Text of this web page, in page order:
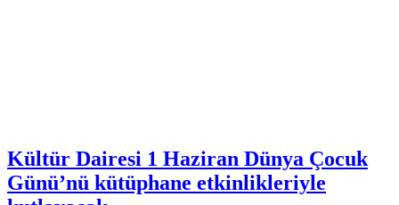
Kültür Dairesi 1 Haziran Dünya Çocuk
Günü’nü kütüphane etkinlikleriyle